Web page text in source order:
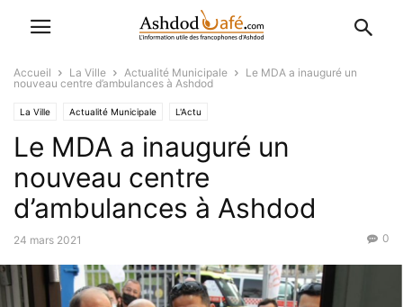
Accueil La Ville Actualité Municipale
Le MDA a inauguré un
nouveau centre d’ambulances à Ashdod
La Ville Actualité Municipale L'Actu
Le MDA a inauguré un
nouveau centre
d’ambulances à Ashdod
24 mars 2021 0